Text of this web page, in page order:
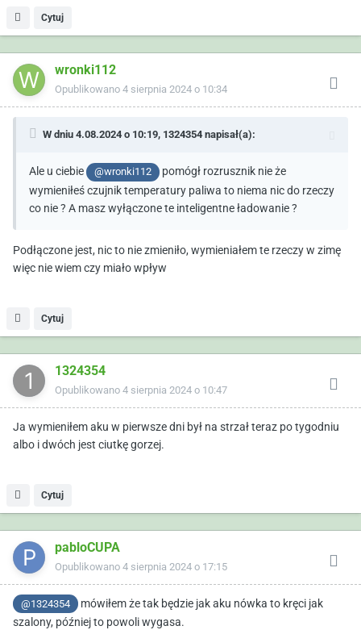
Cytuj
wronki112
Opublikowano 4 sierpnia 2024 o 10:34
W dniu 4.08.2024 o 10:19, 1324354 napisał(a):
Ale u ciebie @wronki112
pomógł rozrusznik nie że
wymieniłeś czujnik temperatury paliwa to niema nic do rzeczy
co nie ? A masz wyłączone te inteligentne ładowanie ?
Podłączone jest, nic to nie zmieniło, wymieniałem te rzeczy w zimę
więc nie wiem czy miało wpływ
Cytuj
1324354
Opublikowano 4 sierpnia 2024 o 10:47
Ja wymieniłem aku w pierwsze dni był na strzał teraz po tygodniu
albo i dwóch jest ciutkę gorzej.
Cytuj
pabloCUPA
Opublikowano 4 sierpnia 2024 o 17:15
@1324354
mówiłem że tak będzie jak aku nówka to kręci jak
szalony, później to powoli wygasa.